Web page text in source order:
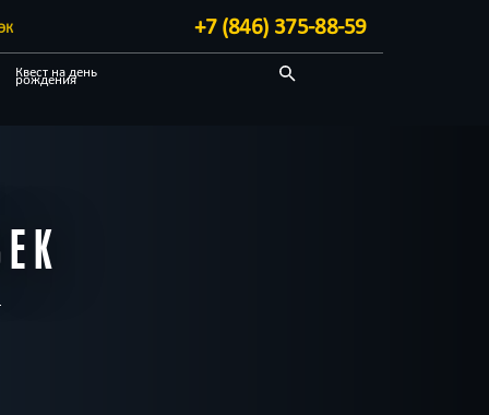
+7 (846) 375-88-59
Квест на день
рождения